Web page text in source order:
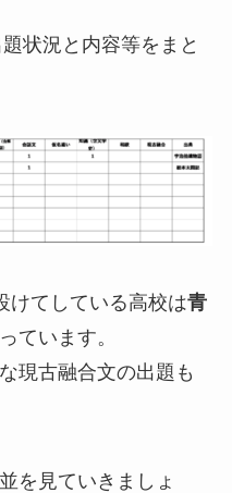
状況と内容等をまと
けてしている高校は青
ています。
現古融合文の出題も
を見ていきましょ